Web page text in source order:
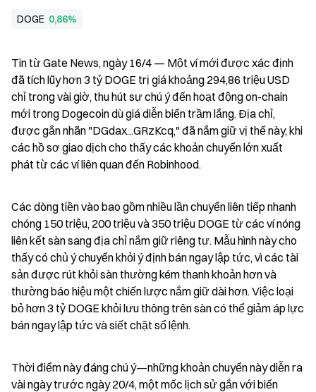
DOGE 0,86%
Tin từ Gate News, ngày 16/4 — Một ví mới được xác định
đã tích lũy hơn 3 tỷ DOGE trị giá khoảng 294,86 triệu USD
chỉ trong vài giờ, thu hút sự chú ý đến hoạt động on-chain
mới trong Dogecoin dù giá diễn biến trầm lắng. Địa chỉ,
được gắn nhãn "DGdax...GRzKcq," đã nắm giữ vị thế này, khi
các hồ sơ giao dịch cho thấy các khoản chuyển lớn xuất
phát từ các ví liên quan đến Robinhood.
Các dòng tiền vào bao gồm nhiều lần chuyển liên tiếp nhanh
chóng 150 triệu, 200 triệu và 350 triệu DOGE từ các ví nóng
liên kết sàn sang địa chỉ nắm giữ riêng tư. Mẫu hình này cho
thấy có chủ ý chuyển khỏi ý định bán ngay lập tức, vì các tài
sản được rút khỏi sàn thường kém thanh khoản hơn và
thường báo hiệu một chiến lược nắm giữ dài hơn. Việc loại
bỏ hơn 3 tỷ DOGE khỏi lưu thông trên sàn có thể giảm áp lực
bán ngay lập tức và siết chặt sổ lệnh.
Thời điểm này đáng chú ý—những khoản chuyển này diễn ra
vài ngày trước ngày 20/4, một mốc lịch sử gắn với biến